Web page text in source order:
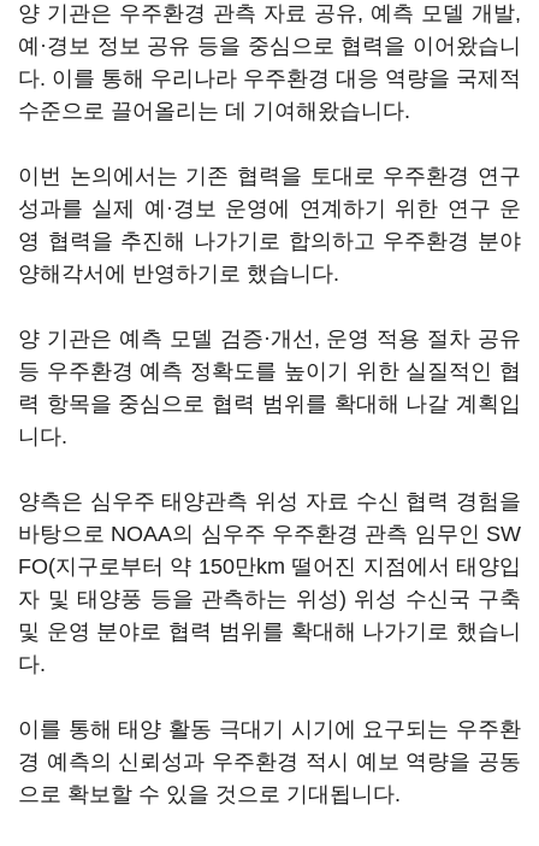
양 기관은 우주환경 관측 자료 공유, 예측 모델 개발,
예·경보 정보 공유 등을 중심으로 협력을 이어왔습니
다. 이를 통해 우리나라 우주환경 대응 역량을 국제적
수준으로 끌어올리는 데 기여해왔습니다.
이번 논의에서는 기존 협력을 토대로 우주환경 연구
성과를 실제 예·경보 운영에 연계하기 위한 연구 운
영 협력을 추진해 나가기로 합의하고 우주환경 분야
양해각서에 반영하기로 했습니다.
양 기관은 예측 모델 검증·개선, 운영 적용 절차 공유
등 우주환경 예측 정확도를 높이기 위한 실질적인 협
력 항목을 중심으로 협력 범위를 확대해 나갈 계획입
니다.
양측은 심우주 태양관측 위성 자료 수신 협력 경험을
바탕으로 NOAA의 심우주 우주환경 관측 임무인 SW
FO(지구로부터 약 150만km 떨어진 지점에서 태양입
자 및 태양풍 등을 관측하는 위성) 위성 수신국 구축
및 운영 분야로 협력 범위를 확대해 나가기로 했습니
다.
이를 통해 태양 활동 극대기 시기에 요구되는 우주환
경 예측의 신뢰성과 우주환경 적시 예보 역량을 공동
으로 확보할 수 있을 것으로 기대됩니다.